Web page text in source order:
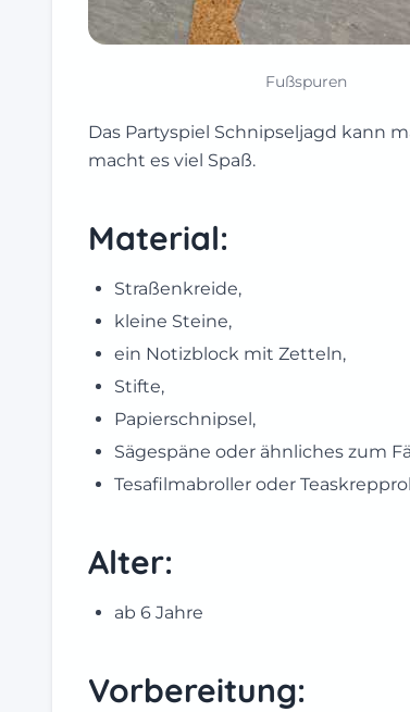
Fußspuren
Das Partyspiel Schnipseljagd kann
macht es viel Spaß.
Material:
Straßenkreide,
kleine Steine,
ein Notizblock mit Zetteln,
Stifte,
Papierschnipsel,
Sägespäne oder ähnliches zum
Tesafilmabroller oder
Alter:
ab 6 Jahre
Vorbereitung: